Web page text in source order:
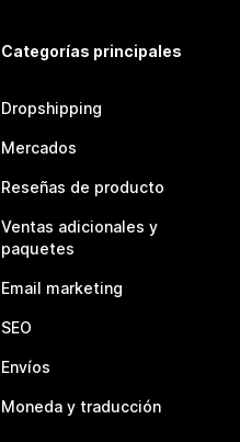
Categorías principales
Dropshipping
Mercados
Reseñas de producto
Ventas adicionales y
paquetes
Email marketing
SEO
Envíos
Moneda y traducción